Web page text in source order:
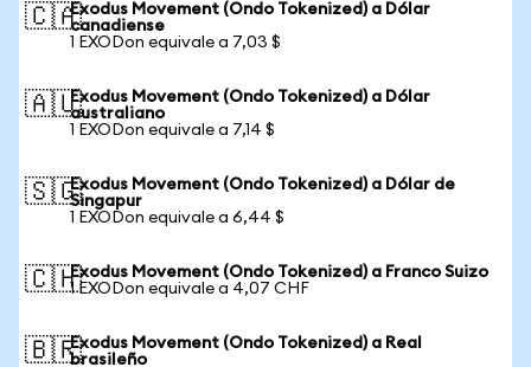
🇨🇦Exodus Movement (Ondo Tokenized) a Dólar
canadiense
1 EXODon equivale a 7,03 $
🇦🇺Exodus Movement (Ondo Tokenized) a Dólar
australiano
1 EXODon equivale a 7,14 $
🇸🇬Exodus Movement (Ondo Tokenized) a Dólar de
Singapur
1 EXODon equivale a 6,44 $
🇨🇭Exodus Movement (Ondo Tokenized) a Franco Suizo
1 EXODon equivale a 4,07 CHF
🇧🇷Exodus Movement (Ondo Tokenized) a Real
brasileño